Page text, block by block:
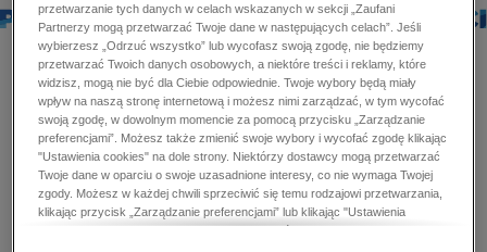
przetwarzanie tych danych w celach wskazanych w sekcji „Zaufani
Partnerzy mogą przetwarzać Twoje dane w następujących celach”. Jeśli
wybierzesz „Odrzuć wszystko” lub wycofasz swoją zgodę, nie będziemy
przetwarzać Twoich danych osobowych, a niektóre treści i reklamy, które
widzisz, mogą nie być dla Ciebie odpowiednie. Twoje wybory będą miały
wpływ na naszą stronę internetową i możesz nimi zarządzać, w tym wycofać
swoją zgodę, w dowolnym momencie za pomocą przycisku „Zarządzanie
preferencjami”. Możesz także zmienić swoje wybory i wycofać zgodę klikając
"Ustawienia cookies" na dole strony. Niektórzy dostawcy mogą przetwarzać
Twoje dane w oparciu o swoje uzasadnione interesy, co nie wymaga Twojej
zgody. Możesz w każdej chwili sprzeciwić się temu rodzajowi przetwarzania,
klikając przycisk „Zarządzanie preferencjami” lub klikając "Ustawienia
cookies" na dole strony. Nie możesz sprzeciwić się przetwarzaniu przez